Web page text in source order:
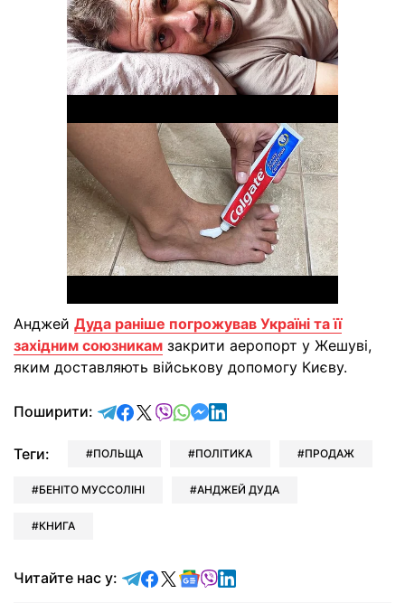
Анджей Дуда раніше погрожував Україні та її
західним союзникам закрити аеропорт у Жешуві,
яким доставляють військову допомогу Києву.
Поширити: відправити у Telegram
поділитись у Facebook
поділитись у X
відправити у Viber
відправити у Whatsapp
відправити у Messenger
відправити у LinkedIn
Теги: ПОЛЬЩА ПОЛІТИКА ПРОДАЖ
БЕНІТО МУССОЛІНІ АНДЖЕЙ ДУДА
КНИГА
Читайте нас у: Читайте у Telegram
Читайте у Facebook
Читайте у X
Читайте у Google news
Читайте у Viber
Читайте у LinkedIn